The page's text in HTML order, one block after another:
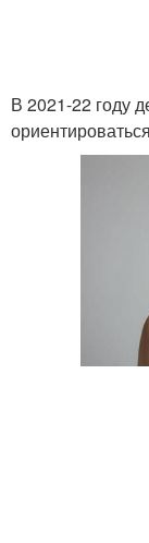
В 2021-22 году